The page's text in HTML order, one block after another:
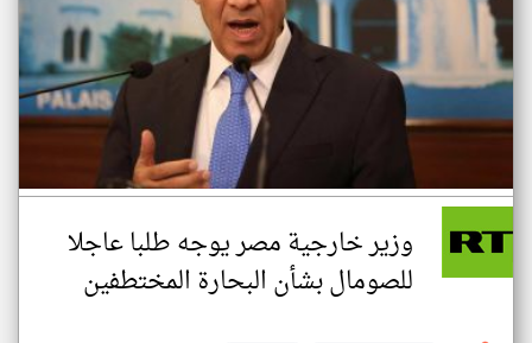
وزير خارجية مصر يوجه طلبا عاجلا
للصومال بشأن البحارة المختطفين